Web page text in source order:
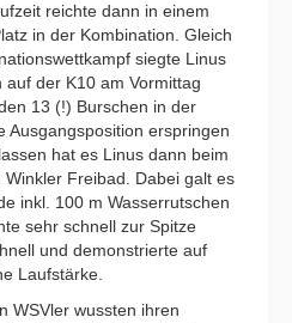
reichte dann in einem
in der Kombination. Gleich
siegte Linus
auf der K10 am Vormittag
13 (!) Burschen in der
Ausgangsposition erspringen
hat es Linus dann beim
Freibad. Dabei galt es
inkl. 100 m Wasserrutschen
sehr schnell zur Spitze
und demonstrierte auf
Laufstärke.
WSVler wussten ihren